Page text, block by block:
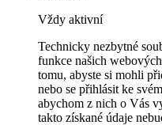
Vždy aktivní
Technicky nezbytné
funkce našich
tomu, abyste si mohli
nebo se přihlásit ke
abychom z nich o Vás
takto získané údaje